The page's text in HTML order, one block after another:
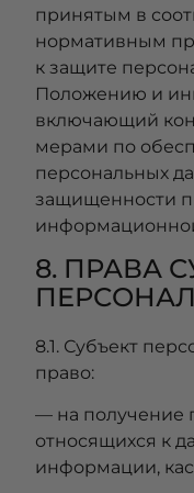
принятым в
нормативным
к защите
Положению и
включающий
мерами по
персональных
защищенности
8. ПРАВА
8.1. Субъект
право:
— на получение
относящихся к
информации,